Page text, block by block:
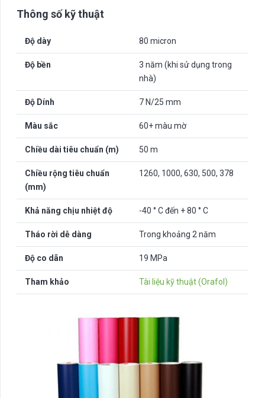
Thông số kỹ thuật
Độ dày 80 micron
Độ bền
3 năm (khi sử dụng trong
nhà)
Độ Dính 7 N/25 mm
Màu sắc 60+ màu mờ
Chiều dài tiêu chuẩn (m) 50 m
Chiều rộng tiêu chuẩn
(mm)
1260, 1000, 630, 500, 378
Khả năng chịu nhiệt độ -40 ° C đến + 80 ° C
Tháo rời dễ dàng Trong khoảng 2 năm
Độ co dãn 19 MPa
Tham khảo Tài liệu kỹ thuật (Orafol)